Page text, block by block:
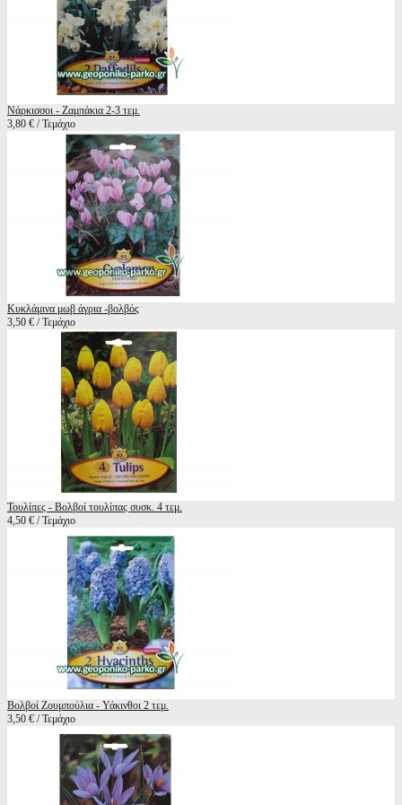
Νάρκισσοι - Ζαμπάκια 2-3 τεμ.
3,80 € / Τεμάχιο
Κυκλάμινα μωβ άγρια -βολβός
3,50 € / Τεμάχιο
Τουλίπες - Βολβοί τουλίπας συσκ. 4 τεμ.
4,50 € / Τεμάχιο
Βολβοί Ζουμπούλια - Υάκινθοι 2 τεμ.
3,50 € / Τεμάχιο